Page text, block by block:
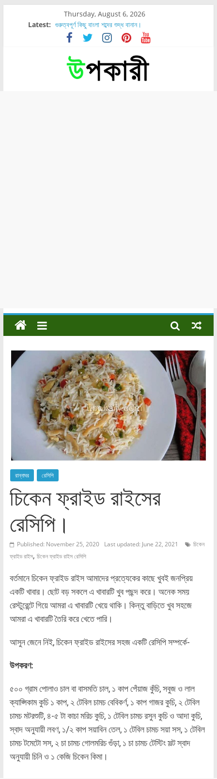
Thursday, August 6, 2026
Latest: গুরুত্বপূর্ণ কিছু বাংলা শব্দের শুদ্ধ বানান।
শরীরের কোন অংশে বেডসোর বেশি হয়?
নাসাল টিউব কতদিন রাখা যায়?
রোগীর পিঠ, কোমর এবং পায়ে বেডসোর দেখা গেলে করণীয় কি?
পার্সিমন ফলের স্বাস্থ্য ও পুষ্টি উপকারিতা।
রান্নাঘর রেসিপি
চিকেন ফ্রাইড রাইসের
রেসিপি।
Published: November 25, 2020 Last updated: June 22, 2021
চিকেন
ফ্রাইড রাইস, চিকেন ফ্রাইড রাইস রেসিপি
বর্তমানে চিকেন ফ্রাইড রাইস আমাদের প্রত্যেকের কাছে খুবই জনপ্রিয়
একটি খাবার। ছোট বড় সকলে এ খাবারটি খুব পছন্দ করে। অনেক সময়
রেস্টুরেন্টে গিয়ে আমরা এ খাবারটি খেয়ে থাকি। কিন্তু বাড়িতে খুব সহজে
আমরা এ খাবারটি তৈরি করে খেতে পারি।
আসুন জেনে নিই, চিকেন ফ্রাইড রাইসের সহজ একটি রেসিপি সম্পর্কে-
উপকরণ:
৫০০ গ্রাম পোলাও চাল বা বাসমতি চাল, ১ কাপ পেঁয়াজ কুঁচি, সবুজ ও লাল
ক্যাপ্সিকাম কুচি ১ কাপ, ২ টেবিল চামচ বেবিকর্ণ, ১ কাপ গাজর কুচি, ২ টেবিল
চামচ মটরশুটি, ৪-৫ টা কাচা মরিচ কুচি, ১ টেবিল চামচ রসুন কুচি ও আদা কুচি,
স্বাদ অনুযায়ী লবণ, ১/২ কাপ সয়াবিন তেল, ১ টেবিল চামচ সয়া সস, ১ টেবিল
চামচ টমেটো সস, ২ চা চামচ গোলমরিচ গুঁড়া, ১ চা চামচ টেস্টিং সল্ট স্বাদ
অনুযায়ী চিনি ও ১ কেজি চিকেন কিমা।